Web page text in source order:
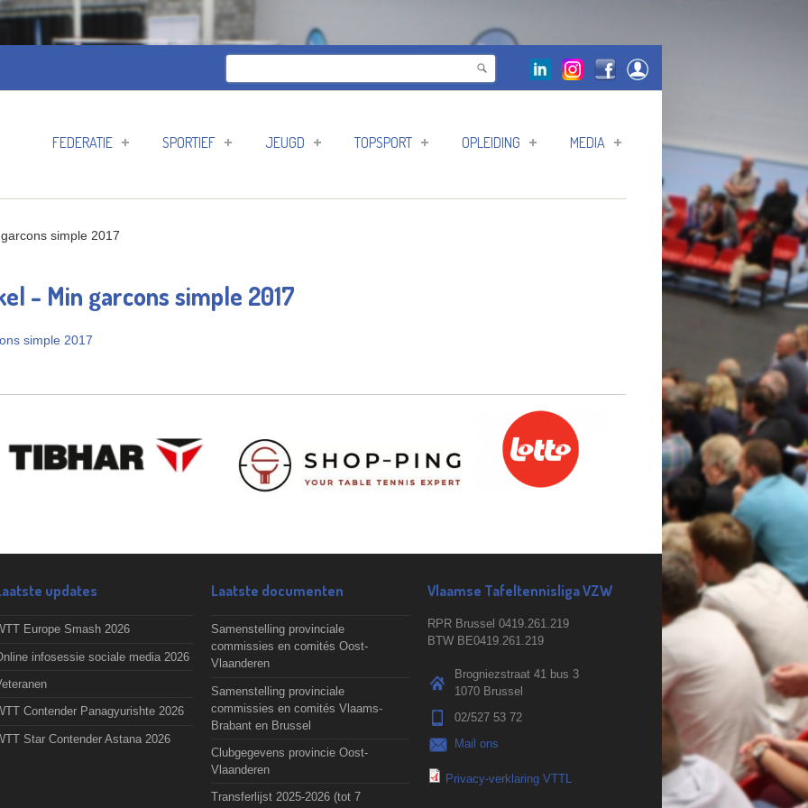
Zoekveld
FEDERATIE SPORTIEF JEUGD TOPSPORT OPLEIDING MEDIA
simple 2017
- Min garcons simple 2017
simple 2017
updates
Europe Smash 2026
infosessie sociale media 2026
Contender Panagyurishte 2026
Star Contender Astana 2026
Laatste documenten
Samenstelling provinciale
commissies en comités Oost-
Vlaanderen
Samenstelling provinciale
commissies en comités Vlaams-
Brabant en Brussel
Clubgegevens provincie Oost-
Vlaanderen
Transferlijst 2025-2026 (tot 7
Vlaamse Tafeltennisliga VZW
RPR Brussel 0419.261.219
BTW BE0419.261.219
Brogniezstraat 41 bus 3
1070 Brussel
02/527 53 72
Mail ons
Privacy-verklaring VTTL